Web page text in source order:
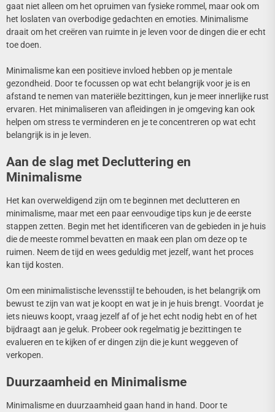
gaat niet alleen om het opruimen van fysieke rommel, maar ook om
het loslaten van overbodige gedachten en emoties. Minimalisme
draait om het creëren van ruimte in je leven voor de dingen die er echt
toe doen.
Minimalisme kan een positieve invloed hebben op je mentale
gezondheid. Door te focussen op wat echt belangrijk voor je is en
afstand te nemen van materiële bezittingen, kun je meer innerlijke rust
ervaren. Het minimaliseren van afleidingen in je omgeving kan ook
helpen om stress te verminderen en je te concentreren op wat echt
belangrijk is in je leven.
Aan de slag met Decluttering en
Minimalisme
Het kan overweldigend zijn om te beginnen met declutteren en
minimalisme, maar met een paar eenvoudige tips kun je de eerste
stappen zetten. Begin met het identificeren van de gebieden in je huis
die de meeste rommel bevatten en maak een plan om deze op te
ruimen. Neem de tijd en wees geduldig met jezelf, want het proces
kan tijd kosten.
Om een minimalistische levensstijl te behouden, is het belangrijk om
bewust te zijn van wat je koopt en wat je in je huis brengt. Voordat je
iets nieuws koopt, vraag jezelf af of je het echt nodig hebt en of het
bijdraagt aan je geluk. Probeer ook regelmatig je bezittingen te
evalueren en te kijken of er dingen zijn die je kunt weggeven of
verkopen.
Duurzaamheid en Minimalisme
Minimalisme en duurzaamheid gaan hand in hand. Door te